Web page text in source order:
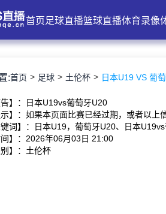
首页足球直播篮球直播体育录像
:首页 足球 土伦杯 日本U19 VS 葡
告】：日本U19vs葡萄牙U20
示】：如果本页面比赛已经过期，或者以
键词】：日本U19，葡萄牙U20、日本
间】：2026年06月03日 21:00
别】：土伦杯